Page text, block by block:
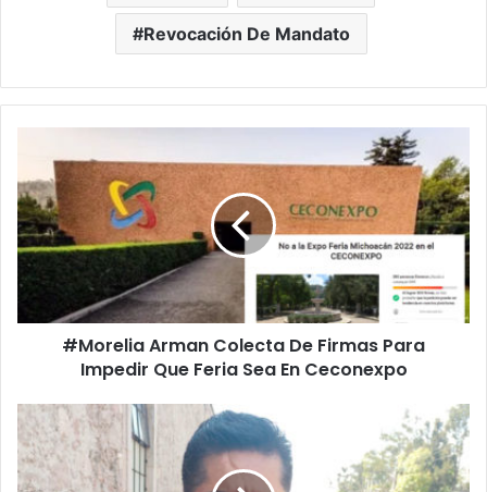
Revocación De Mandato
Arman
Colecta
De
Firmas
Para
Impedir
Que
Feria
#Morelia Arman Colecta De Firmas Para
Impedir Que Feria Sea En Ceconexpo
YA
Es
Persecución
Política